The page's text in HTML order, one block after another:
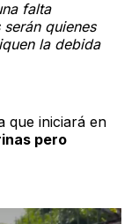
falta
quienes
la debida
que iniciará en
pero